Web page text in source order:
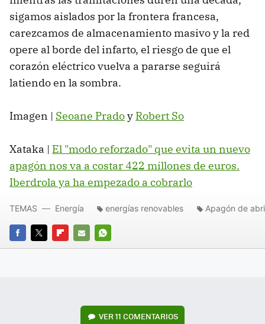
sigamos aislados por la frontera francesa,
carezcamos de almacenamiento masivo y la red
opere al borde del infarto, el riesgo de que el
corazón eléctrico vuelva a pararse seguirá
latiendo en la sombra.
Imagen | Seoane Pradoy Robert So
Xataka | El "modo reforzado" que evita un nuevo
apagón nos va a costar 422 millones de euros.
Iberdrola ya ha empezado a cobrarlo
FACEBOOK
TWITTERFLIPBOARD
E-
WHATSAPP
TEMAS Energía energías renovables Apagón de
VER11 COMENTARIOS